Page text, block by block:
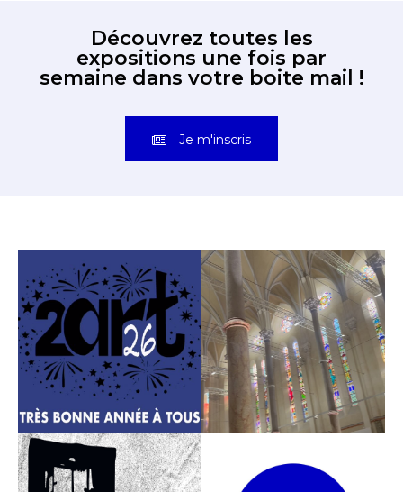
Découvrez toutes les
expositions une fois par
semaine dans votre boite mail !
Je m'inscris